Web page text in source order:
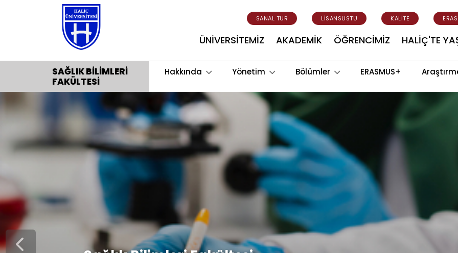
SANAL TUR LİSANSÜSTÜ KALİTE
ÜNİVERSİTEMİZ AKADEMİK ÖĞRENCİMİZ HALİÇ'TE
SAĞLIK BILIMLERI
FAKÜLTESI
Hakkında Yönetim Bölümler ERASMUS+